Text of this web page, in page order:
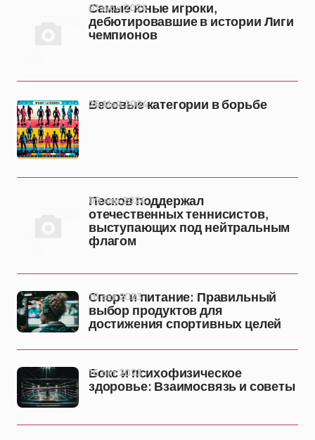
Самые юные игроки,
дебютировавшие в истории Лиги
чемпионов
01 июл 2024
Весовые категории в борьбе
26 Май 2024
Песков поддержал
отечественных теннисистов,
выступающих под нейтральным
флагом
09 апр 2024
Спорт и питание: Правильный
выбор продуктов для
достижения спортивных целей
16 окт 2023
Бокс и психофизическое
здоровье: Взаимосвязь и советы
16 окт 2023